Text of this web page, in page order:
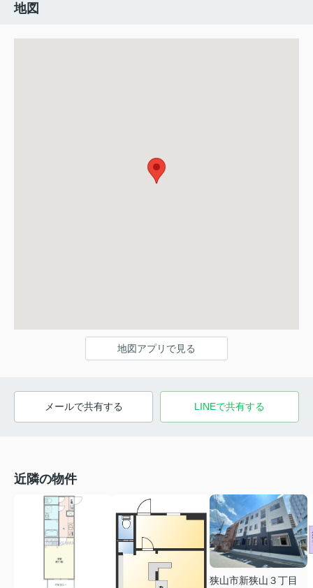
地図
地図アプリで見る
メールで共有する LINEで共有する
近隣の物件
狭山市新狭山３丁目